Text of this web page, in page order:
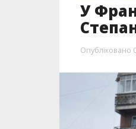
У
Опубліковано